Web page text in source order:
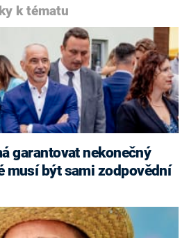
k tématu
musí být sami zodpovědní